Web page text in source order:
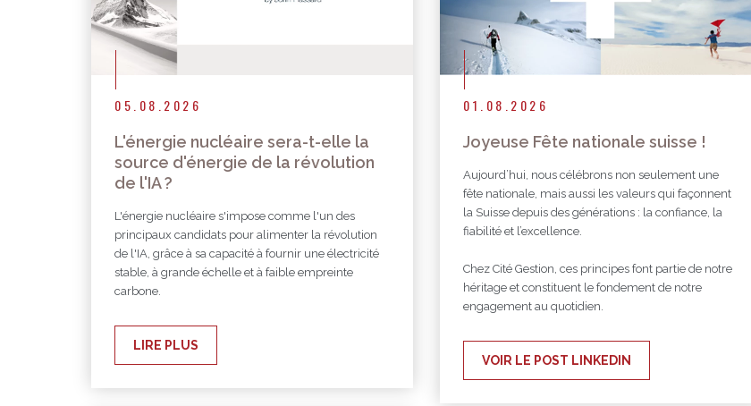
05.08.2026
L'énergie nucléaire sera-t-elle la
source d'énergie de la révolution
de l'IA ?
L'énergie nucléaire s'impose comme l'un des
principaux candidats pour alimenter la révolution
de l'IA, grâce à sa capacité à fournir une électricité
stable, à grande échelle et à faible empreinte
carbone.
LIRE PLUS
01.08.2026
Joyeuse Fête nationale suisse !
Aujourd’hui, nous célébrons non seulement une
fête nationale, mais aussi les valeurs qui façonnent
la Suisse depuis des générations : la confiance, la
fiabilité et l’excellence.
Chez Cité Gestion, ces principes font partie de notre
héritage et constituent le fondement de notre
engagement au quotidien.
VOIR LE POST LINKEDIN